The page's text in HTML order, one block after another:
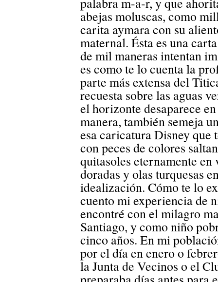
abejas moluscas, como
carita aymara con su
maternal. Ésta es una
de mil maneras intentan
es como te lo cuenta la
parte más extensa del
recuesta sobre las aguas
el horizonte desaparece
manera, también semeja
esa caricatura Disney que
con peces de colores
quitasoles eternamente en
doradas y olas turquesas
idealización. Cómo te lo
cuento mi experiencia de
encontré con el milagro
Santiago, y como niño
cinco años. En mi
por el día en enero o
la Junta de Vecinos o el